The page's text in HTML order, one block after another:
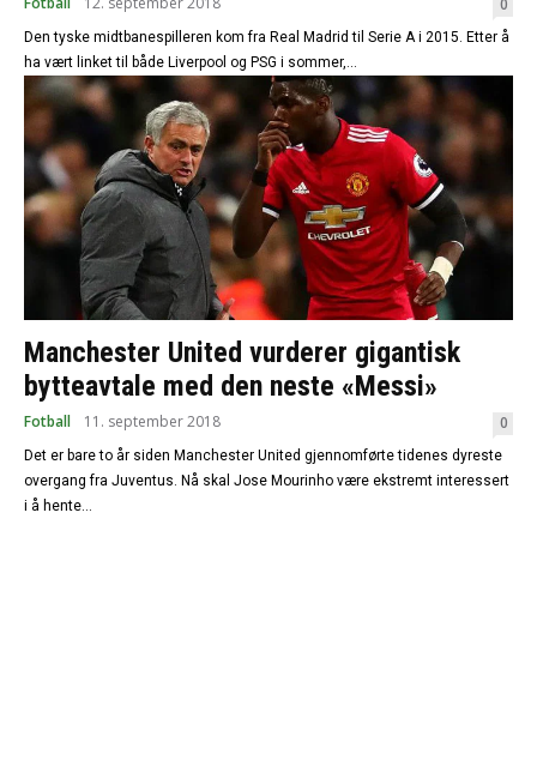
0
Den tyske midtbanespilleren kom fra Real Madrid til Serie A i 2015. Etter å
ha vært linket til både Liverpool og PSG i sommer,...
Manchester United vurderer gigantisk
bytteavtale med den neste «Messi»
Fotball 11. september 2018 0
Det er bare to år siden Manchester United gjennomførte tidenes dyreste
overgang fra Juventus. Nå skal Jose Mourinho være ekstremt interessert
i å hente...